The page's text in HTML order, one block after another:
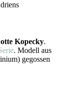
Kopecky.
. Modell aus
gegossen